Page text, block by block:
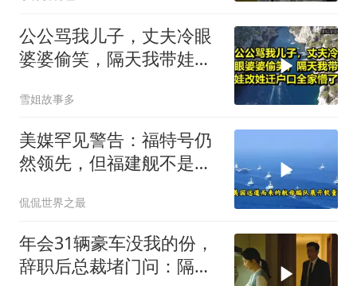
公公骂我儿子，丈夫冷眼
婆婆偷笑，隔天我带娃改
雪姐故事多
美媒罕见警告：福特号仍
然领先，但福建舰不是中
侃侃世界之最
年会31辆豪车没我的份，
辞职后总裁堵门问：隔壁